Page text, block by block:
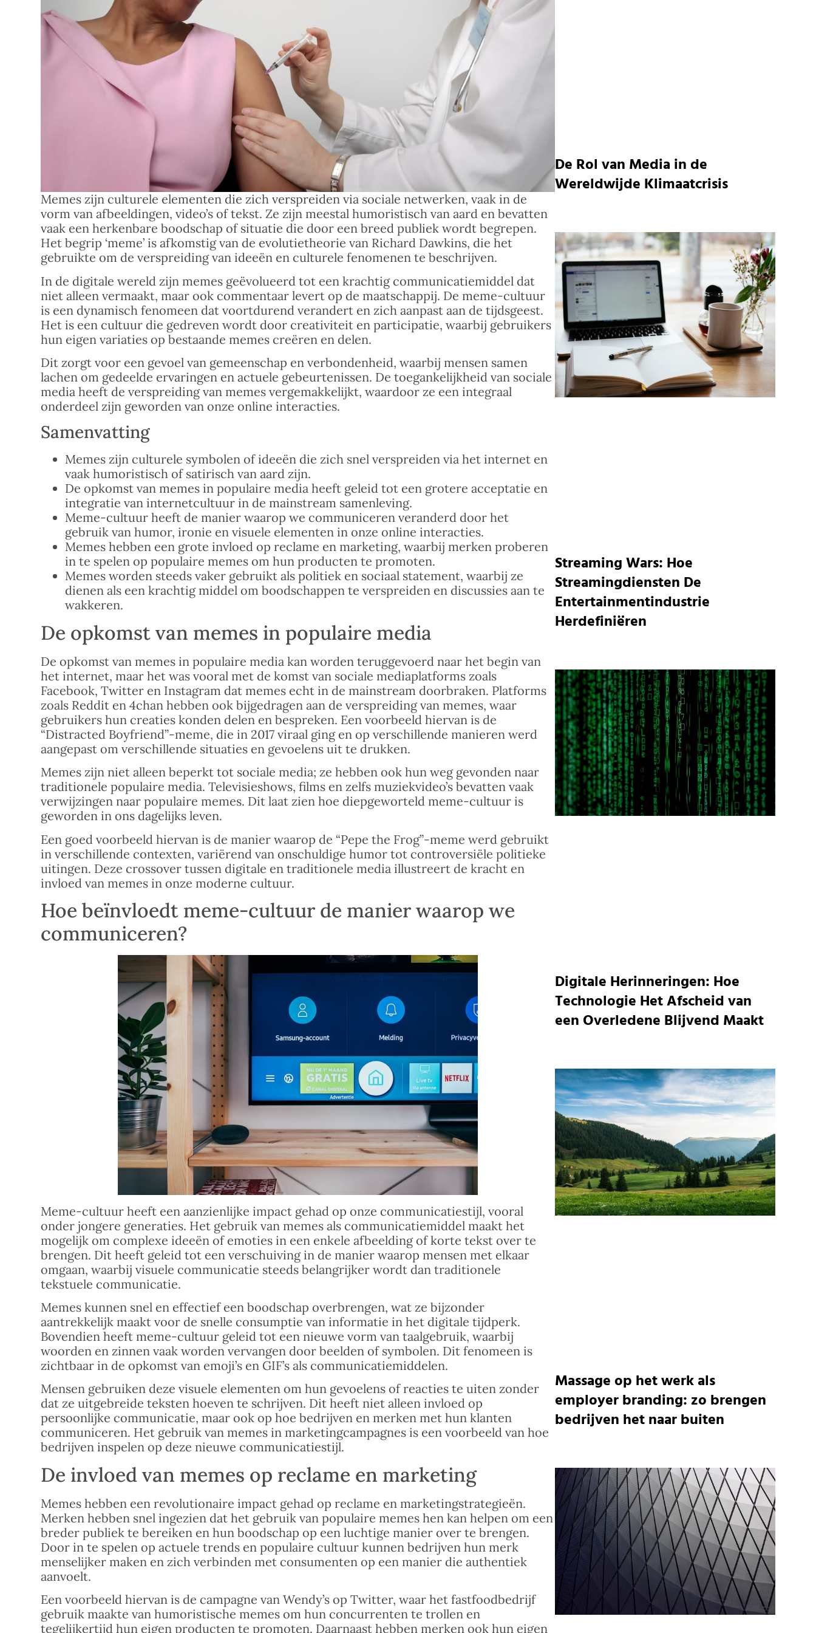
Memes zijn culturele elementen die zich verspreiden via sociale netwerken, vaak in de
vorm van afbeeldingen, video’s of tekst. Ze zijn meestal humoristisch van aard en bevatten
vaak een herkenbare boodschap of situatie die door een breed publiek wordt begrepen.
Het begrip ‘meme’ is afkomstig van de evolutietheorie van Richard Dawkins, die het
gebruikte om de verspreiding van ideeën en culturele fenomenen te beschrijven.
In de digitale wereld zijn memes geëvolueerd tot een krachtig communicatiemiddel dat
niet alleen vermaakt, maar ook commentaar levert op de maatschappij. De meme-cultuur
is een dynamisch fenomeen dat voortdurend verandert en zich aanpast aan de tijdsgeest.
Het is een cultuur die gedreven wordt door creativiteit en participatie, waarbij gebruikers
hun eigen variaties op bestaande memes creëren en delen.
Dit zorgt voor een gevoel van gemeenschap en verbondenheid, waarbij mensen samen
lachen om gedeelde ervaringen en actuele gebeurtenissen. De toegankelijkheid van sociale
media heeft de verspreiding van memes vergemakkelijkt, waardoor ze een integraal
onderdeel zijn geworden van onze online interacties.
Samenvatting
Memes zijn culturele symbolen of ideeën die zich snel verspreiden via het internet en
vaak humoristisch of satirisch van aard zijn.
De opkomst van memes in populaire media heeft geleid tot een grotere acceptatie en
integratie van internetcultuur in de mainstream samenleving.
Meme-cultuur heeft de manier waarop we communiceren veranderd door het
gebruik van humor, ironie en visuele elementen in onze online interacties.
Memes hebben een grote invloed op reclame en marketing, waarbij merken proberen
in te spelen op populaire memes om hun producten te promoten.
Memes worden steeds vaker gebruikt als politiek en sociaal statement, waarbij ze
dienen als een krachtig middel om boodschappen te verspreiden en discussies aan te
wakkeren.
De opkomst van memes in populaire media
De opkomst van memes in populaire media kan worden teruggevoerd naar het begin van
het internet, maar het was vooral met de komst van sociale mediaplatforms zoals
Facebook, Twitter en Instagram dat memes echt in de mainstream doorbraken. Platforms
zoals Reddit en 4chan hebben ook bijgedragen aan de verspreiding van memes, waar
gebruikers hun creaties konden delen en bespreken. Een voorbeeld hiervan is de
“Distracted Boyfriend”-meme, die in 2017 viraal ging en op verschillende manieren werd
aangepast om verschillende situaties en gevoelens uit te drukken.
Memes zijn niet alleen beperkt tot sociale media; ze hebben ook hun weg gevonden naar
traditionele populaire media. Televisieshows, films en zelfs muziekvideo’s bevatten vaak
verwijzingen naar populaire memes. Dit laat zien hoe diepgeworteld meme-cultuur is
geworden in ons dagelijks leven.
Een goed voorbeeld hiervan is de manier waarop de “Pepe the Frog”-meme werd gebruikt
in verschillende contexten, variërend van onschuldige humor tot controversiële politieke
uitingen. Deze crossover tussen digitale en traditionele media illustreert de kracht en
invloed van memes in onze moderne cultuur.
Hoe beïnvloedt meme-cultuur de manier waarop we
communiceren?
Meme-cultuur heeft een aanzienlijke impact gehad op onze communicatiestijl, vooral
onder jongere generaties. Het gebruik van memes als communicatiemiddel maakt het
mogelijk om complexe ideeën of emoties in een enkele afbeelding of korte tekst over te
brengen. Dit heeft geleid tot een verschuiving in de manier waarop mensen met elkaar
omgaan, waarbij visuele communicatie steeds belangrijker wordt dan traditionele
tekstuele communicatie.
Memes kunnen snel en effectief een boodschap overbrengen, wat ze bijzonder
aantrekkelijk maakt voor de snelle consumptie van informatie in het digitale tijdperk.
Bovendien heeft meme-cultuur geleid tot een nieuwe vorm van taalgebruik, waarbij
woorden en zinnen vaak worden vervangen door beelden of symbolen. Dit fenomeen is
zichtbaar in de opkomst van emoji’s en GIF’s als communicatiemiddelen.
Mensen gebruiken deze visuele elementen om hun gevoelens of reacties te uiten zonder
dat ze uitgebreide teksten hoeven te schrijven. Dit heeft niet alleen invloed op
persoonlijke communicatie, maar ook op hoe bedrijven en merken met hun klanten
communiceren. Het gebruik van memes in marketingcampagnes is een voorbeeld van hoe
bedrijven inspelen op deze nieuwe communicatiestijl.
De invloed van memes op reclame en marketing
Memes hebben een revolutionaire impact gehad op reclame en marketingstrategieën.
Merken hebben snel ingezien dat het gebruik van populaire memes hen kan helpen om een
breder publiek te bereiken en hun boodschap op een luchtige manier over te brengen.
Door in te spelen op actuele trends en populaire cultuur kunnen bedrijven hun merk
menselijker maken en zich verbinden met consumenten op een manier die authentiek
aanvoelt.
Een voorbeeld hiervan is de campagne van Wendy’s op Twitter, waar het fastfoodbedrijf
gebruik maakte van humoristische memes om hun concurrenten te trollen en
tegelijkertijd hun eigen producten te promoten. Daarnaast hebben merken ook hun eigen
De Rol van Media in de
Wereldwijde Klimaatcrisis
Streaming Wars: Hoe
Streamingdiensten De
Entertainmentindustrie
Herdefiniëren
Digitale Herinneringen: Hoe
Technologie Het Afscheid van
een Overledene Blijvend Maakt
Massage op het werk als
employer branding: zo brengen
bedrijven het naar buiten